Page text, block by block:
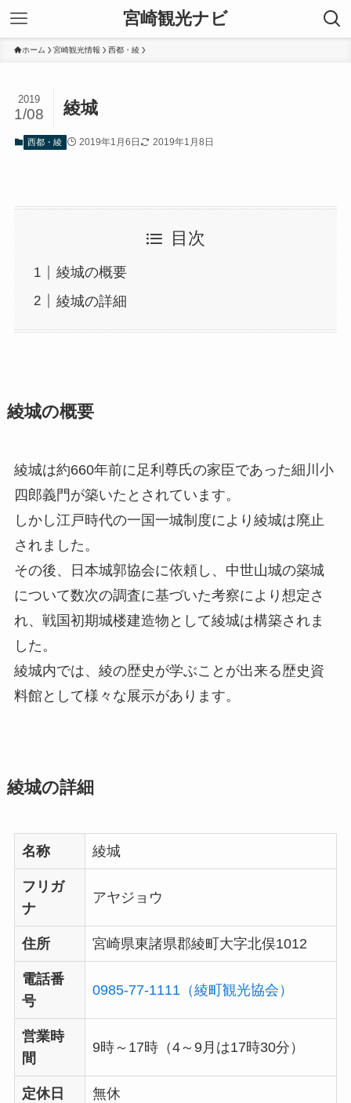
宮崎観光ナビ
ホーム 宮崎観光情報 西都・綾
綾城
2019
1/08
西都・綾 2019年1月6日 2019年1月8日
目次
綾城の概要
綾城の詳細
綾城の概要
綾城は約660年前に足利尊氏の家臣であった細川小
四郎義門が築いたとされています。
しかし江戸時代の一国一城制度により綾城は廃止
されました。
その後、日本城郭協会に依頼し、中世山城の築城
について数次の調査に基づいた考察により想定さ
れ、戦国初期城楼建造物として綾城は構築されま
した。
綾城内では、綾の歴史が学ぶことが出来る歴史資
料館として様々な展示があります。
綾城の詳細
名称 綾城
フリガ
ナ
アヤジョウ
住所 宮崎県東諸県郡綾町大字北俣1012
電話番
号
0985-77-1111（綾町観光協会）
営業時
間
9時～17時（4～9月は17時30分）
定休日 無休